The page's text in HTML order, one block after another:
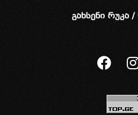
გახსენი რუკა /